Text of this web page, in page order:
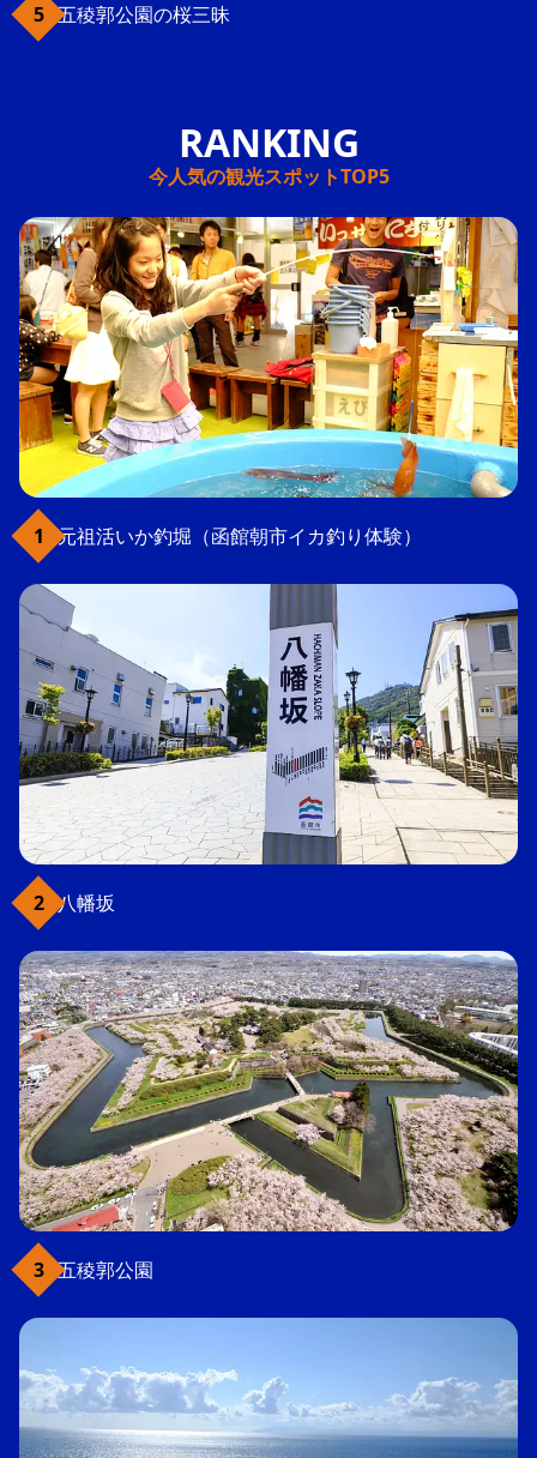
五稜郭公園の桜三昧
今人気の観光スポットTOP5
元祖活いか釣堀（函館朝市イカ釣り体験）
八幡坂
五稜郭公園